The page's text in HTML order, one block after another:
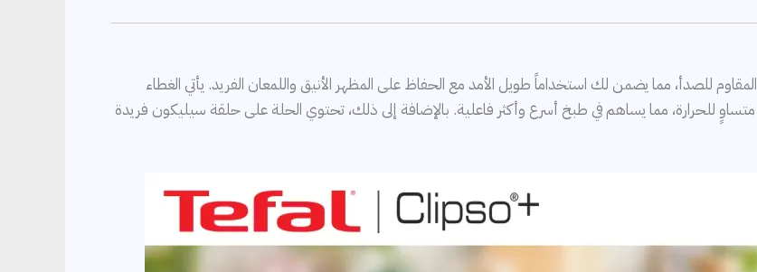
المقاوم للصدأ، مما يضمن لك استخداماً طويل الأمد مع الحفاظ على المظهر الأنيق واللمعان الفريد. يأتي الغطاء
للحرارة، مما يساهم في طبخ أسرع وأكثر فاعلية. بالإضافة إلى ذلك، تحتوي الحلة على حلقة سيليكون فريدة